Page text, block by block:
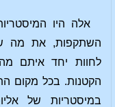
אלה היו
השתקפות, את מה
לחוות יחד איתם
הקטנות. בכל מקום
במיסטריות של